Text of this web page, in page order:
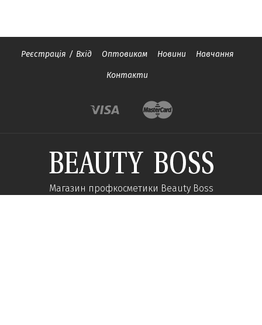
Реєстрація / Вхід Оптовикам Новини Навчання
Контакти
Магазин профкосметики Beauty Boss